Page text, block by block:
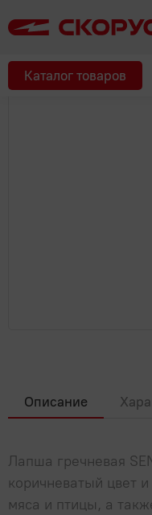
Каталог товаров
Главная Макароны,
Описание
Лапша гречневая
коричневатый цвет
мяса и птицы, а